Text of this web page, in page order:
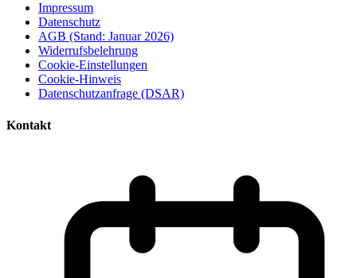
Impressum
Datenschutz
AGB (Stand: Januar 2026)
Widerrufsbelehrung
Cookie-Einstellungen
Cookie-Hinweis
Datenschutzanfrage (DSAR)
Kontakt